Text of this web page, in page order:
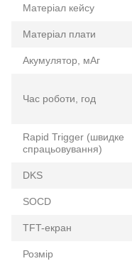
Матеріал кейсу
Матеріал плати
Акумулятор, мАг
Час роботи, год
Rapid Trigger (швидке
спрацьовування)
DKS
SOCD
TFT-екран
Розмір